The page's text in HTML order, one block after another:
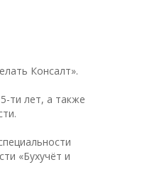
Консалт».
ти лет, а также
«Бухучёт и